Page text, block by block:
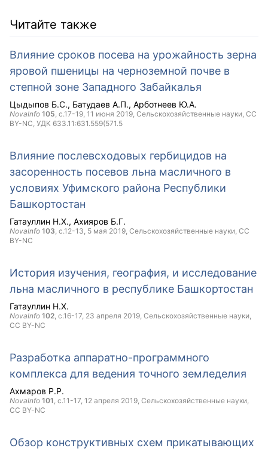
Читайте также
Влияние сроков посева на урожайность зерна
яровой пшеницы на черноземной почве в
степной зоне Западного Забайкалья
Цыдыпов Б.С. Батудаев А.П. Арботнеев Ю.А.
NovaInfo 105, с.17-19, 11 июня 2019, Сельскохозяйственные науки, CC
BY-NC, УДК 633.11:631.559(571.5
Влияние послевсходовых гербицидов на
засоренность посевов льна масличного в
условиях Уфимского района Республики
Башкортостан
Гатауллин Н.Х. Ахияров Б.Г.
NovaInfo 103, с.12-13, 5 мая 2019, Сельскохозяйственные науки, CC
BY-NC
История изучения, география, и исследование
льна масличного в республике Башкортостан
Гатауллин Н.Х.
NovaInfo 102, с.16-17, 23 апреля 2019, Сельскохозяйственные науки,
CC BY-NC
Разработка аппаратно-программного
комплекса для ведения точного земледелия
Ахмаров Р.Р.
NovaInfo 101, с.11-17, 12 апреля 2019, Сельскохозяйственные науки,
CC BY-NC
Обзор конструктивных схем прикатывающих